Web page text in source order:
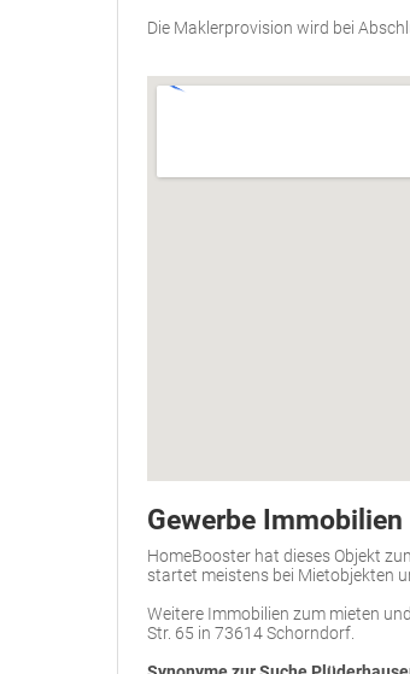
Die Maklerprovision wird bei
Gewerbe
HomeBooster hat dieses Objekt
startet meistens bei Mietobjekten
Weitere Immobilien zum mieten
Str. 65 in 73614 Schorndorf.